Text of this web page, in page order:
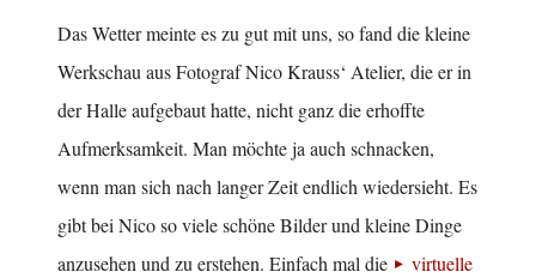
Das Wetter meinte es zu gut mit uns, so fand die kleine
Werkschau aus Fotograf Nico Krauss‘ Atelier, die er in
der Halle aufgebaut hatte, nicht ganz die erhoffte
Aufmerksamkeit. Man möchte ja auch schnacken,
wenn man sich nach langer Zeit endlich wiedersieht. Es
gibt bei Nico so viele schöne Bilder und kleine Dinge
anzusehen und zu erstehen. Einfach mal die
virtuelle